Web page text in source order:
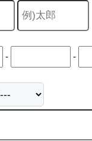
- -